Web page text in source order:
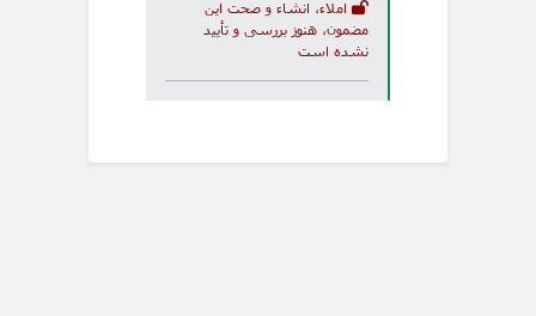
املاء، انشاء و صحت این
مضمون، هنوز بررسی و تأیید
نشده است